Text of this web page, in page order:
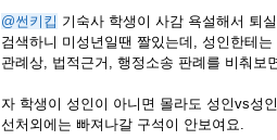
@썬키킵 기숙사 학생이 사감 욕설해서 퇴
검색하니 미성년일땐 짤있는데, 성인한테는
관례상, 법적근거, 행정소송 판례를 비춰보
자 학생이 성인이 아니면 몰라도 성인vs성
선처외에는 빠져나갈 구석이 안보여요.